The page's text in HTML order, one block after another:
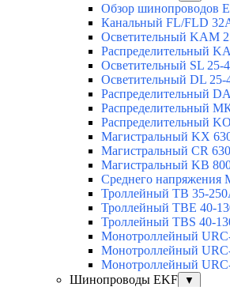
Обзор шинопроводов
Канальный FL/FLD
Осветительный KAM
Распределительный
Осветительный SL 25-
Осветительный DL 25-
Распределительный
Распределительный
Распределительный
Магистральный KX
Магистральный CR
Магистральный KB
Среднего напряжения
Троллейный TB 35-
Троллейный TBE 40-
Троллейный TBS 40-
Монотроллейный
Монотроллейный
Монотроллейный
Шинопроводы EKF
▼